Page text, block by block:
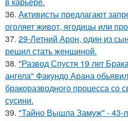
36. Активисты предлагают
оголяет живот, ягодицы или
37. 29-Летний Арон, один из
решил стать женщиной.
38. "Развод Спустя 19 лет
ангела" Факундо Арана
бракоразводного процесса со
сусини.
39. "Тайно Вышла Замуж" - 43-